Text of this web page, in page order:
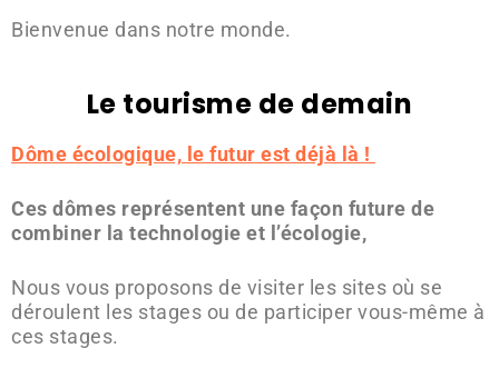
Bienvenue dans notre monde.
Le tourisme de demain
Dôme écologique, le futur est déjà là !
Ces dômes représentent une façon future de
combiner la technologie et l’écologie,
Nous vous proposons de visiter les sites où se
déroulent les stages ou de participer vous-même à
ces stages.